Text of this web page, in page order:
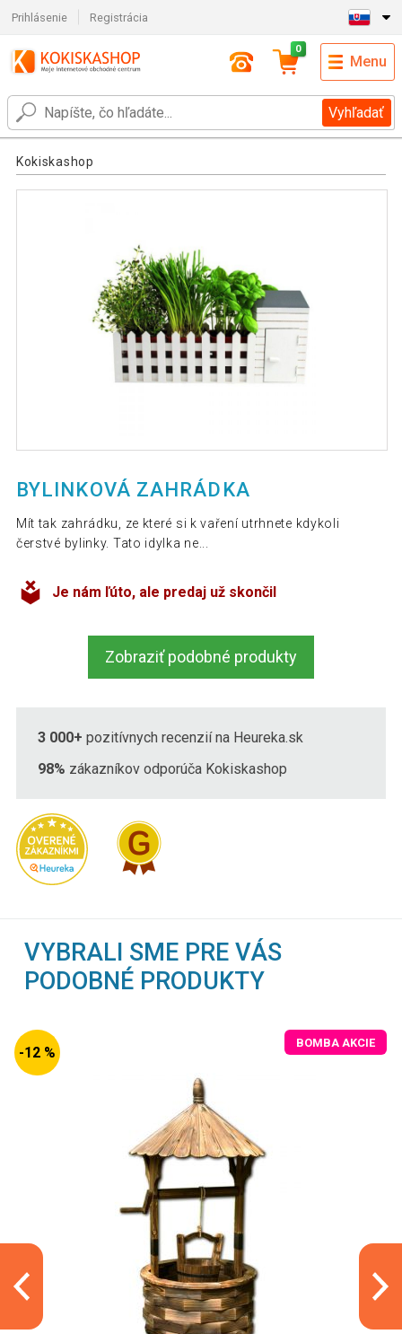
Prihlásenie Registrácia
Vyhľadať
0
Menu
Kokiskashop
BYLINKOVÁ ZAHRÁDKA
Mít tak zahrádku, ze které si k vaření utrhnete kdykoli
čerstvé bylinky. Tato idylka ne...
Je nám ľúto, ale predaj už skončil
Zobraziť podobné produkty
3 000+ pozitívnych recenzií na Heureka.sk
98% zákazníkov odporúča Kokiskashop
VYBRALI SME PRE VÁS
PODOBNÉ PRODUKTY
-12 %
BOMBA AKCIE